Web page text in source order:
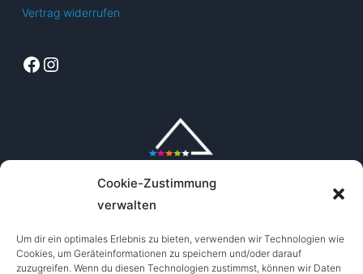
Cookie-Zustimmung
verwalten
Um dir ein optimales Erlebnis zu bieten, verwenden wir Technologien wie
Cookies, um Geräteinformationen zu speichern und/oder darauf
zuzugreifen. Wenn du diesen Technologien zustimmst, können wir Daten
Vertrag widerrufen
Facebook
Instagram